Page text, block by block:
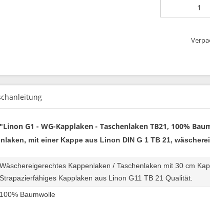
G1 - WG-Kapplaken - Taschenlaken TB21, 100%
mit einer Kappe aus Linon DIN G 1 TB 21,
Wäschereigerechtes Kappenlaken / Taschenlaken mit 30 cm
Strapazierfähiges Kapplaken aus Linon G11 TB 21 Qualität.
100% Baumwolle